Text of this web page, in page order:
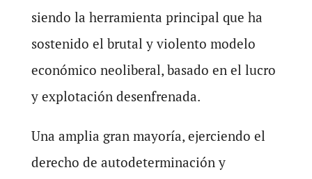
siendo la herramienta principal que ha
sostenido el brutal y violento modelo
económico neoliberal, basado en el lucro
y explotación desenfrenada.
Una amplia gran mayoría, ejerciendo el
derecho de autodeterminación y